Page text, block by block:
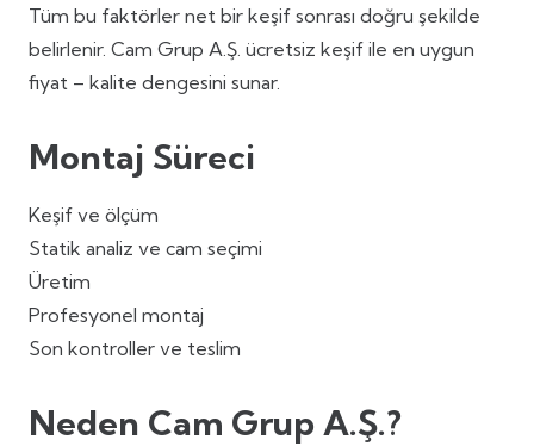
Tüm bu faktörler net bir keşif sonrası doğru şekilde
belirlenir. Cam Grup A.Ş. ücretsiz keşif ile en uygun
fiyat – kalite dengesini sunar.
Montaj Süreci
Keşif ve ölçüm
Statik analiz ve cam seçimi
Üretim
Profesyonel montaj
Son kontroller ve teslim
Neden Cam Grup A.Ş.?